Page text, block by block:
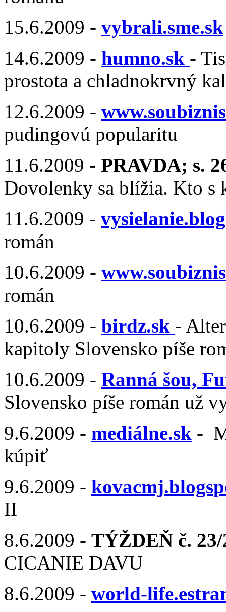
15.6.2009 - vybrali.sme.sk
14.6.2009 - humno.sk -
prostota a chladnokrvný
12.6.2009 -
pudingovú popularitu
11.6.2009 - PRAVDA; s.
Dovolenky sa blížia. Kto s
11.6.2009 -
román
10.6.2009 -
román
10.6.2009 - birdz.sk -
kapitoly Slovensko píše
10.6.2009 - Ranná šou,
Slovensko píše román už
9.6.2009 - mediálne.sk -
kúpiť
9.6.2009 -
II
8.6.2009 - TÝŽDEŇ č.
CICANIE DAVU
8.6.2009 - world-